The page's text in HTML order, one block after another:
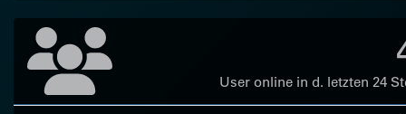
User online in d. letzten 24